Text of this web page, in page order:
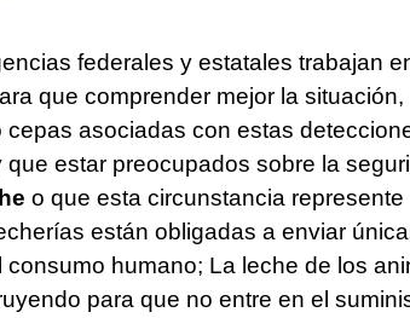
federales y estatales trabajan
que comprender mejor la
cepas asociadas con estas
que estar preocupados sobre la
o que esta circunstancia
están obligadas a enviar
consumo humano; La leche de los
para que no entre en el